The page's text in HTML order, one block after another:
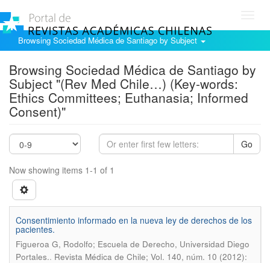
Browsing Sociedad Médica de Santiago by Subject
Browsing Sociedad Médica de Santiago by
Subject "(Rev Med Chile…) (Key-words:
Ethics Committees; Euthanasia; Informed
Consent)"
Go
Now showing items 1-1 of 1
Consentimiento informado en la nueva ley de derechos de los
pacientes.
Figueroa G, Rodolfo; Escuela de Derecho, Universidad Diego
Portales.. Revista Médica de Chile; Vol. 140, núm. 10 (2012):